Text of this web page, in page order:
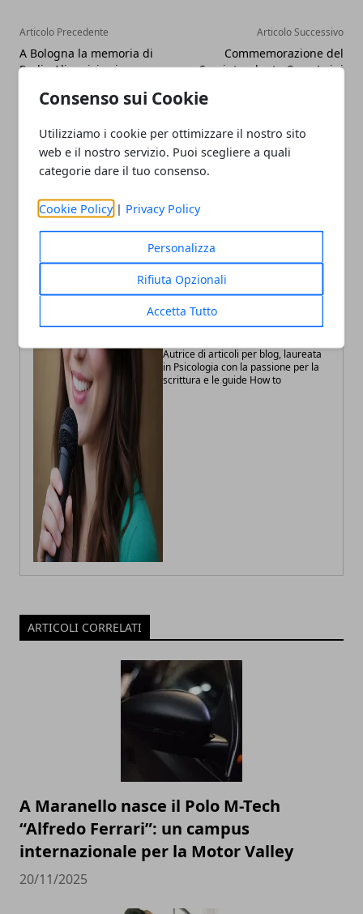
Consenso sui Cookie
Utilizziamo i cookie per ottimizzare il nostro sito
web e il nostro servizio. Puoi scegliere a quali
categorie dare il tuo consenso.
Cookie Policy | Privacy Policy
Personalizza
Rifiuta Opzionali
Accetta Tutto
Articolo Precedente
A Bologna la memoria di
Radio Alice rivive in un
linguaggi e controcultura
Articolo Successivo
Commemorazione del
Sovrintendente Capo Luigi
responsabilità istituzionale
Annalisa Biasi
Autrice di articoli per blog, laureata
in Psicologia con la passione per la
scrittura e le guide How to
ARTICOLI CORRELATI
A Maranello nasce il Polo M-Tech
“Alfredo Ferrari”: un campus
internazionale per la Motor Valley
20/11/2025